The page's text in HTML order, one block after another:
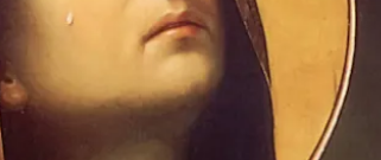
don
Nazareth